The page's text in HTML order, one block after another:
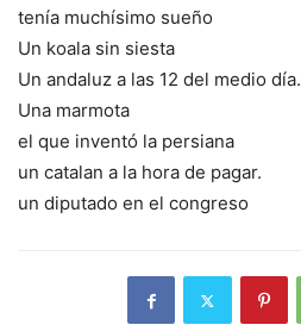
tenía muchísimo sueño
Un koala sin siesta
Un andaluz a las 12 del medio día.
Una marmota
el que inventó la persiana
un catalan a la hora de pagar.
un diputado en el congreso